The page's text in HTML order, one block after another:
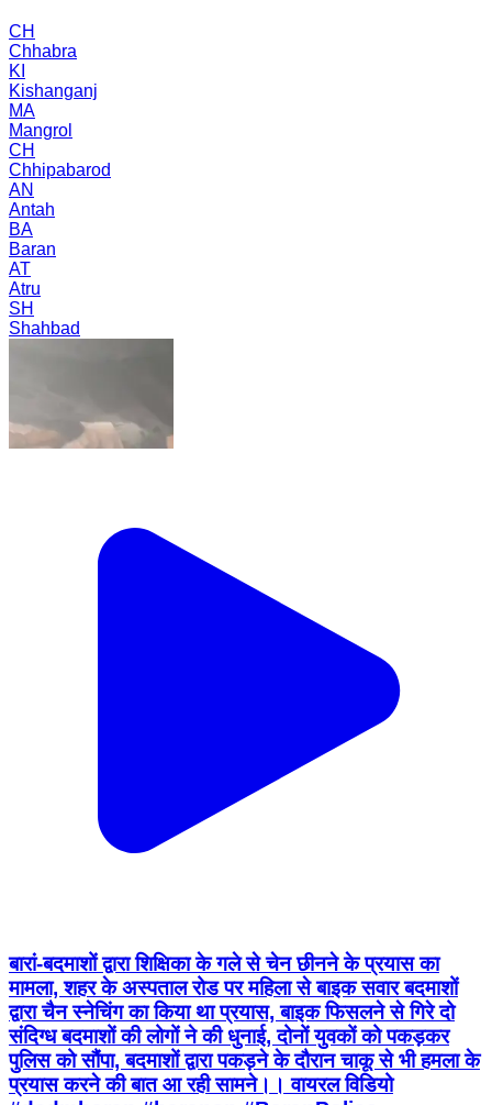
CH
Chhabra
KI
Kishanganj
MA
Mangrol
CH
Chhipabarod
AN
Antah
BA
Baran
AT
Atru
SH
Shahbad
बारां-बदमाशों द्वारा शिक्षिका के गले से चेन छीनने के प्रयास का
मामला, शहर के अस्पताल रोड पर महिला से बाइक सवार बदमाशों
द्वारा चैन स्नेचिंग का किया था प्रयास, बाइक फिसलने से गिरे दो
संदिग्ध बदमाशों की लोगों ने की धुनाई, दोनों युवकों को पकड़कर
पुलिस को सौंपा, बदमाशों द्वारा पकड़ने के दौरान चाकू से भी हमला के
प्रयास करने की बात आ रही सामने।। वायरल विडियो